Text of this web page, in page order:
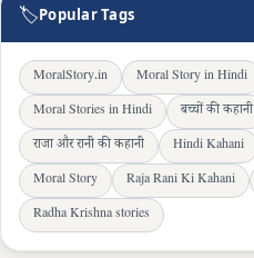
🏷Popular Tags
MoralStory.in Moral Story in Hindi
Moral Stories in Hindi
बच्चों की कहानी
राजा और रानी की कहानी
Hindi Kahani
Moral Story
Raja Rani Ki Kahani
Radha Krishna stories